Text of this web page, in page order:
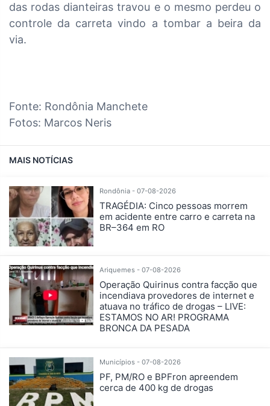
das rodas dianteiras travou e o mesmo perdeu o
controle da carreta vindo a tombar a beira da
via.
Fonte: Rondônia Manchete
Fotos: Marcos Neris
MAIS NOTÍCIAS
Rondônia - 07-08-2026
TRAGÉDIA: Cinco pessoas morrem
em acidente entre carro e carreta na
BR–364 em RO
Ariquemes - 07-08-2026
Operação Quirinus contra facção que
incendiava provedores de internet e
atuava no tráfico de drogas – LIVE:
ESTAMOS NO AR! PROGRAMA
BRONCA DA PESADA
Municípios - 07-08-2026
PF, PM/RO e BPFron apreendem
cerca de 400 kg de drogas